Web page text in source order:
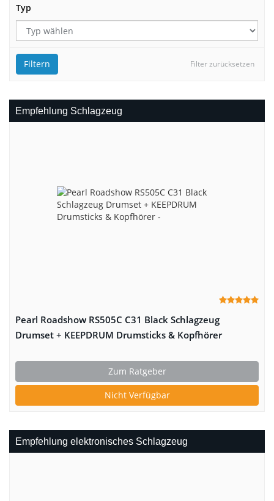
Typ
Filter zurücksetzen
Filtern
Empfehlung Schlagzeug
Pearl Roadshow RS505C C31 Black Schlagzeug
Drumset + KEEPDRUM Drumsticks & Kopfhörer
Zum Ratgeber
Nicht Verfügbar
Empfehlung elektronisches Schlagzeug